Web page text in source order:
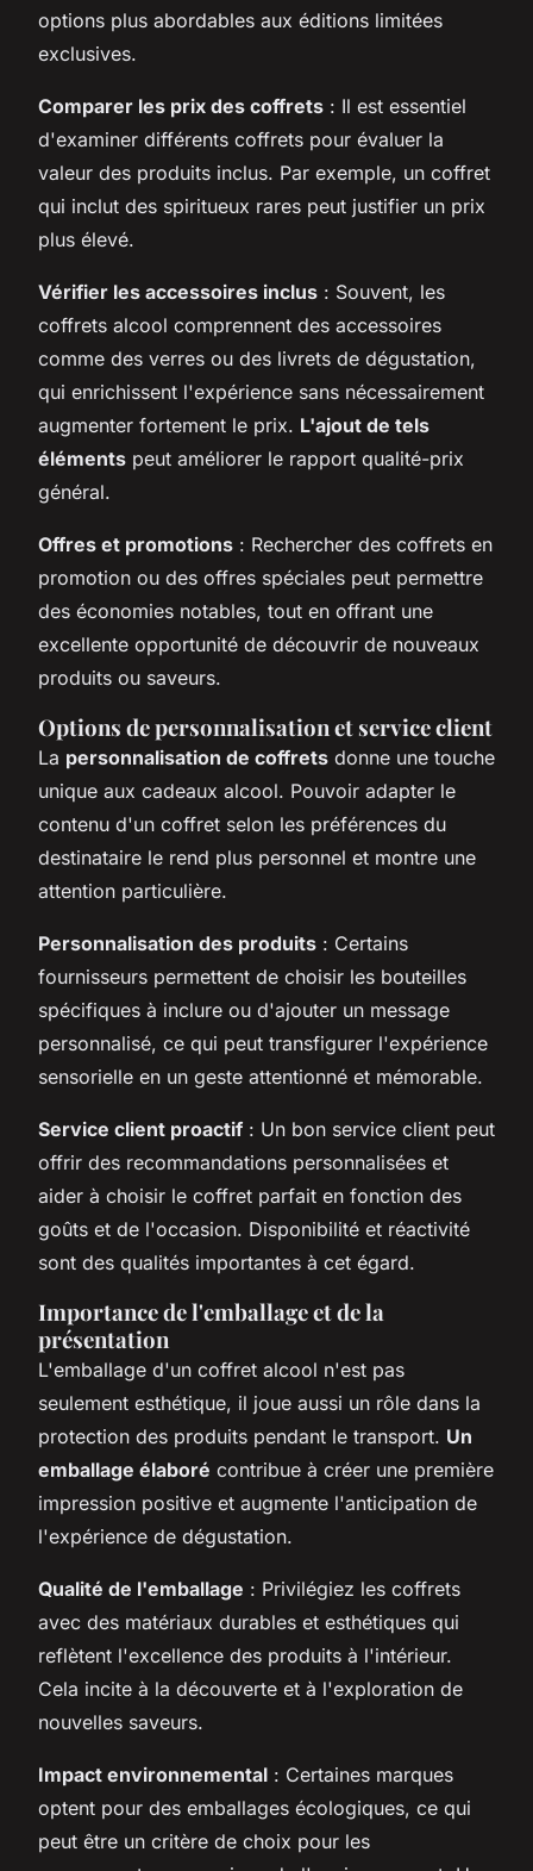
options plus abordables aux éditions limitées
exclusives.
Comparer les prix des coffrets : Il est essentiel
d'examiner différents coffrets pour évaluer la
valeur des produits inclus. Par exemple, un coffret
qui inclut des spiritueux rares peut justifier un prix
plus élevé.
Vérifier les accessoires inclus : Souvent, les
coffrets alcool comprennent des accessoires
comme des verres ou des livrets de dégustation,
qui enrichissent l'expérience sans nécessairement
augmenter fortement le prix. L'ajout de tels
éléments peut améliorer le rapport qualité-prix
général.
Offres et promotions : Rechercher des coffrets en
promotion ou des offres spéciales peut permettre
des économies notables, tout en offrant une
excellente opportunité de découvrir de nouveaux
produits ou saveurs.
Options de personnalisation et service client
La personnalisation de coffrets donne une touche
unique aux cadeaux alcool. Pouvoir adapter le
contenu d'un coffret selon les préférences du
destinataire le rend plus personnel et montre une
attention particulière.
Personnalisation des produits : Certains
fournisseurs permettent de choisir les bouteilles
spécifiques à inclure ou d'ajouter un message
personnalisé, ce qui peut transfigurer l'expérience
sensorielle en un geste attentionné et mémorable.
Service client proactif : Un bon service client peut
offrir des recommandations personnalisées et
aider à choisir le coffret parfait en fonction des
goûts et de l'occasion. Disponibilité et réactivité
sont des qualités importantes à cet égard.
Importance de l'emballage et de la
présentation
L'emballage d'un coffret alcool n'est pas
seulement esthétique, il joue aussi un rôle dans la
protection des produits pendant le transport. Un
emballage élaboré contribue à créer une première
impression positive et augmente l'anticipation de
l'expérience de dégustation.
Qualité de l'emballage : Privilégiez les coffrets
avec des matériaux durables et esthétiques qui
reflètent l'excellence des produits à l'intérieur.
Cela incite à la découverte et à l'exploration de
nouvelles saveurs.
Impact environnemental : Certaines marques
optent pour des emballages écologiques, ce qui
peut être un critère de choix pour les